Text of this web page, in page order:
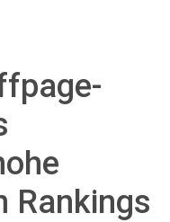
Rankings